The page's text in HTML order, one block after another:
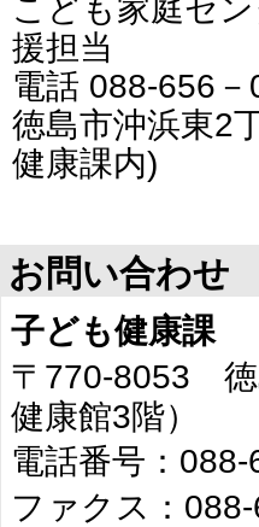
こども家庭セ
援担当
電話 088-656
徳島市沖浜東
健康課内)
お問い合わせ
子ども健康課
〒770-8053 徳
健康館3階）
電話番号：
ファクス：